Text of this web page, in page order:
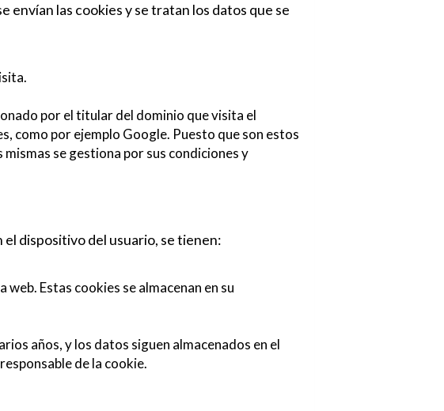
envían las cookies y se tratan los datos que se
por el titular del dominio que visita el
como por ejemplo Google. Puesto que son estos
se gestiona por sus condiciones y
dispositivo del usuario, se tienen:
Estas cookies se almacenan en su
años, y los datos siguen almacenados en el
de la cookie.